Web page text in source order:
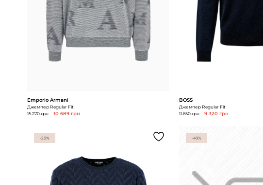
Emporio Armani
Джемпер Regular Fit
15 270 грн
10 689 грн
BOSS
Джемпер Regular Fit
11 650 грн
9 320 грн
-20% -40%